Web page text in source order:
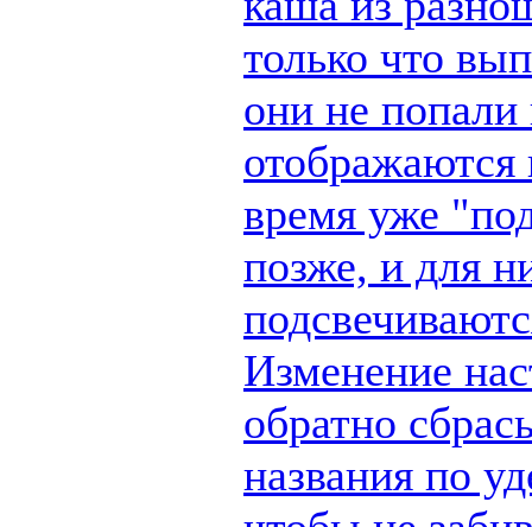
только что
они не попали
время уже
позже, и для
Изменение
обратно
названия по